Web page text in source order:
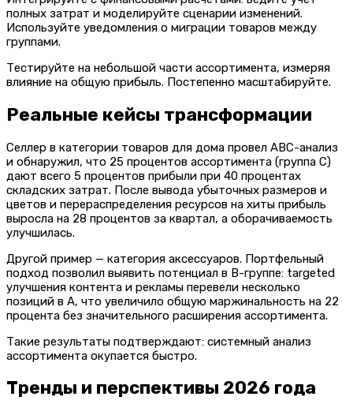
полных затрат и моделируйте сценарии изменений.
Используйте уведомления о миграции товаров между
группами.
Тестируйте на небольшой части ассортимента, измеряя
влияние на общую прибыль. Постепенно масштабируйте.
Реальные кейсы трансформации
Селлер в категории товаров для дома провел ABC-анализ
и обнаружил, что 25 процентов ассортимента (группа C)
дают всего 5 процентов прибыли при 40 процентах
складских затрат. После вывода убыточных размеров и
цветов и перераспределения ресурсов на хиты прибыль
выросла на 28 процентов за квартал, а оборачиваемость
улучшилась.
Другой пример — категория аксессуаров. Портфельный
подход позволил выявить потенциал в B-группе: targeted
улучшения контента и рекламы перевели несколько
позиций в A, что увеличило общую маржинальность на 22
процента без значительного расширения ассортимента.
Такие результаты подтверждают: системный анализ
ассортимента окупается быстро.
Тренды и перспективы 2026 года